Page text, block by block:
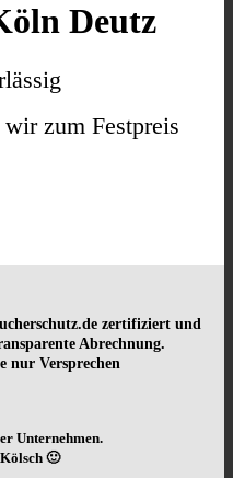
Deutz
zum Festpreis
zertifiziert und
Abrechnung.
nur Versprechen
Unternehmen.
🙂